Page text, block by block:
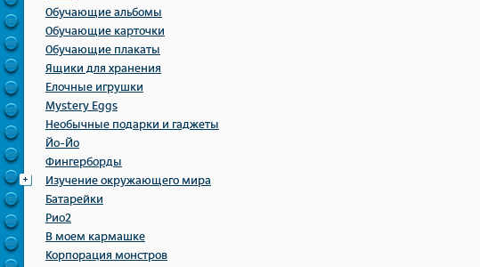
Обучающие альбомы
Обучающие карточки
Обучающие плакаты
Ящики для хранения
Елочные игрушки
Mystery Eggs
Необычные подарки и гаджеты
Йо-Йо
Фингерборды
Изучение окружающего мира
Батарейки
Рио2
В моем кармашке
Корпорация монстров